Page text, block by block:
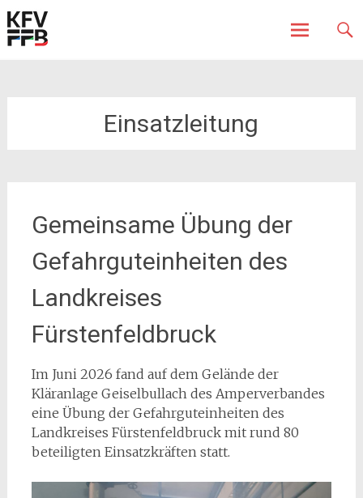
Einsatzleitung
Gemeinsame Übung der
Gefahrguteinheiten des
Landkreises
Fürstenfeldbruck
Im Juni 2026 fand auf dem Gelände der
Kläranlage Geiselbullach des Amperverbandes
eine Übung der Gefahrguteinheiten des
Landkreises Fürstenfeldbruck mit rund 80
beteiligten Einsatzkräften statt.